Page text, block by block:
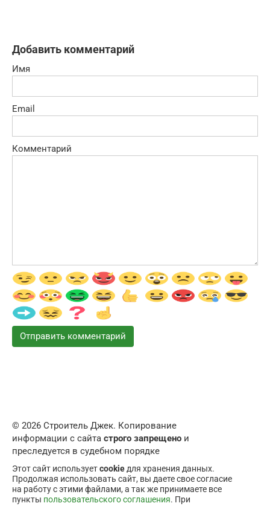
Добавить комментарий
Имя
Email
Комментарий
© 2026 Строитель Джек. Копирование
информации с сайта строго запрещено и
преследуется в судебном порядке
Этот сайт используетcookie для хранения данных.
Продолжая использовать сайт, вы даете свое согласие
на работу с этими файлами, а так же принимаете все
пункты пользовательского соглашения. При